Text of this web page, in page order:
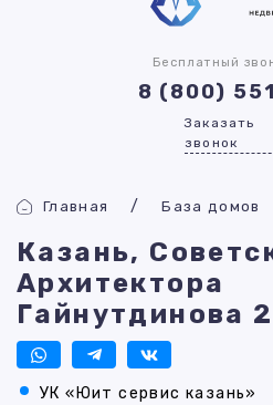
Бесплатный
8 (800)
Заказать
звонок
Главная База домов
Казань,
Архитектора
Гайнутдинова
УК «Юит сервис казань»